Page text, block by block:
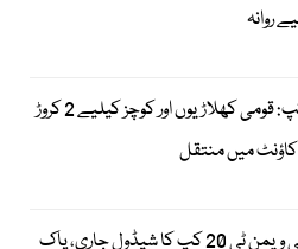
روانہ
ہاکی ورلڈکپ: قومی کھلاڑیوں اور کوچز کیلیے 2 کروڑ
میں منتقل
اے سی سی ویمن ٹی 20 کپ کا شیڈول جاری، پاک